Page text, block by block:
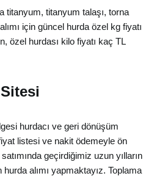
titanyum, titanyum talaşı, torna
için güncel hurda özel kg fiyatı
özel hurdası kilo fiyatı kaç TL
hurdacı ve geri dönüşüm
listesi ve nakit ödemeyle ön
geçirdiğimiz uzun yılların
alımı yapmaktayız. Toplama